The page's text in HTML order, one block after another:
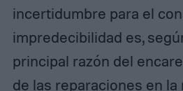
incertidumbre para el
impredecibilidad es,
principal razón del
de las reparaciones en la